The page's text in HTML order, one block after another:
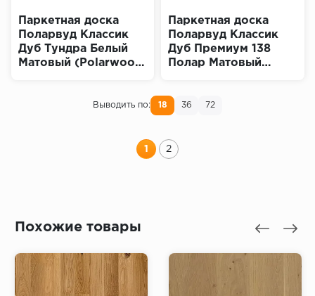
Паркетная доска
Поларвуд Классик
Дуб Тундра Белый
Матовый (Polarwood
Паркетная доска
Поларвуд Классик
Дуб Премиум 138
Полар Матовый
Выводить по: 18 36 72
1 2
Похожие товары